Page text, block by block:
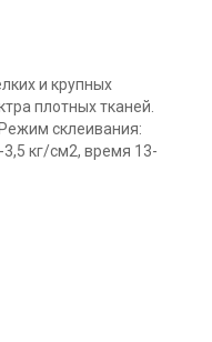
и крупных
плотных тканей.
склеивания:
кг/см2, время 13-